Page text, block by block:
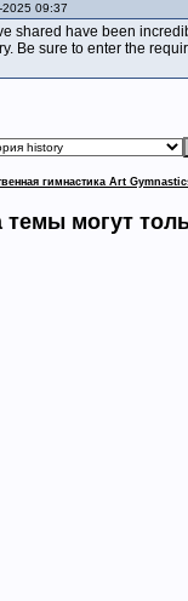
09:37
shared have been
Be sure to enter the
гимнастика Art
темы могут